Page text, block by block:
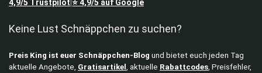
4,9/5 Trustpilot ⭐4,9/5 auf Google
Keine Lust Schnäppchen zu suchen?
Preis King ist euer Schnäppchen-Blog und bietet euch jeden Tag
aktuelle Angebote, Gratisartikel , aktuelle Rabattcodes, Preisfehler,